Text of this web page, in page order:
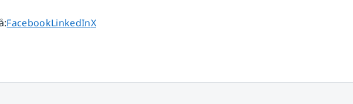
:Dela sidan på
FacebookDela sidan på
LinkedInDela sidan på
X